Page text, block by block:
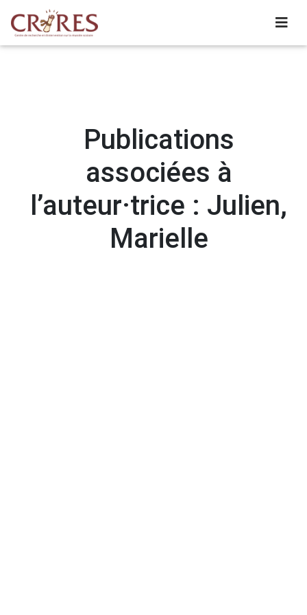
Publications
associées à
l’auteur·trice : Julien,
Marielle